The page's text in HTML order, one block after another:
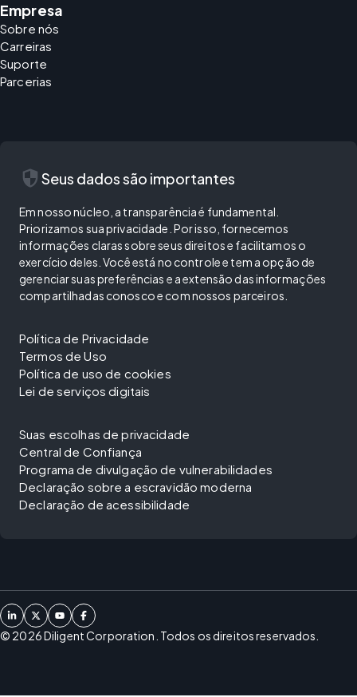
Empresa
Sobre nós
Carreiras
Suporte
Parcerias
security Seus dados são importantes
Em nosso núcleo, a transparência é fundamental.
Priorizamos sua privacidade. Por isso, fornecemos
informações claras sobre seus direitos e facilitamos o
exercício deles. Você está no controle e tem a opção de
gerenciar suas preferências e a extensão das informações
compartilhadas conosco e com nossos parceiros.
Política de Privacidade
Termos de Uso
Política de uso de cookies
Lei de serviços digitais
Suas escolhas de privacidade
Central de Confiança
Programa de divulgação de vulnerabilidades
Declaração sobre a escravidão moderna
Declaração de acessibilidade
© 2026Diligent Corporation. Todos os direitos reservados.